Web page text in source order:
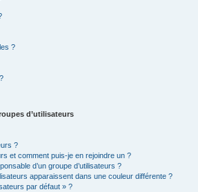
?
d’utilisateurs
?
et comment puis-je en rejoindre un ?
d’un groupe d’utilisateurs ?
apparaissent dans une couleur différente ?
par défaut » ?